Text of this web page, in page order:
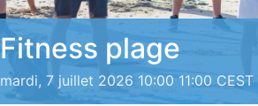
Fitness plage
mardi, 7 juillet 2026 10:00 11:00 CEST